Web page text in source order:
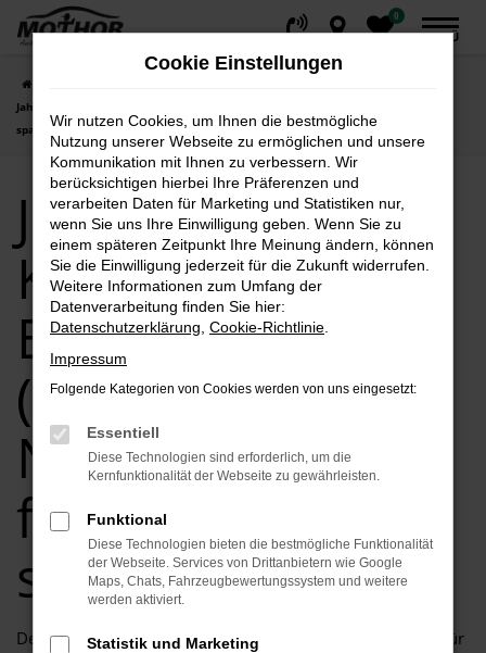
Zum
0
MENÜ
Jahreswagen von Kodiaq in Brandenburg (Havel) – Neuwertig fahren, clever
sparen!
Jahreswagen von
Kodiaq in
Brandenburg
(Havel) –
Neuwertig
fahren, clever
sparen!
Der Kodiaq im Jahreswagenzustand ist die perfekte Wahl für
Cookie Einstellungen
Wir nutzen Cookies, um Ihnen die bestmögliche
Nutzung unserer Webseite zu ermöglichen und unsere
Kommunikation mit Ihnen zu verbessern. Wir
berücksichtigen hierbei Ihre Präferenzen und
verarbeiten Daten für Marketing und Statistiken nur,
wenn Sie uns Ihre Einwilligung geben. Wenn Sie zu
einem späteren Zeitpunkt Ihre Meinung ändern, können
Sie die Einwilligung jederzeit für die Zukunft widerrufen.
Weitere Informationen zum Umfang der
Datenverarbeitung finden Sie hier:
Datenschutzerklärung Cookie-Richtlinie
Impressum
Folgende Kategorien von Cookies werden von uns eingesetzt:
Essentiell
Diese Technologien sind erforderlich, um die
Kernfunktionalität der Webseite zu gewährleisten.
Funktional
Diese Technologien bieten die bestmögliche Funktionalität
der Webseite. Services von Drittanbietern wie Google
Maps, Chats, Fahrzeugbewertungssystem und weitere
werden aktiviert.
Statistik und Marketing